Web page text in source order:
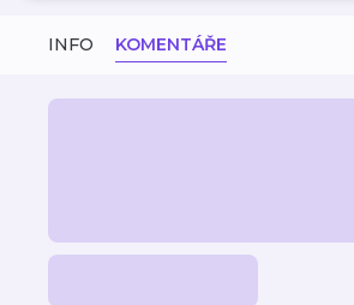
INFO KOMENTÁŘE